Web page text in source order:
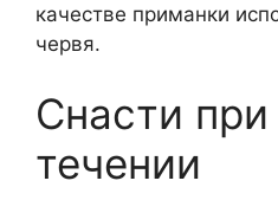
качестве приманки
червя.
Снасти
течении